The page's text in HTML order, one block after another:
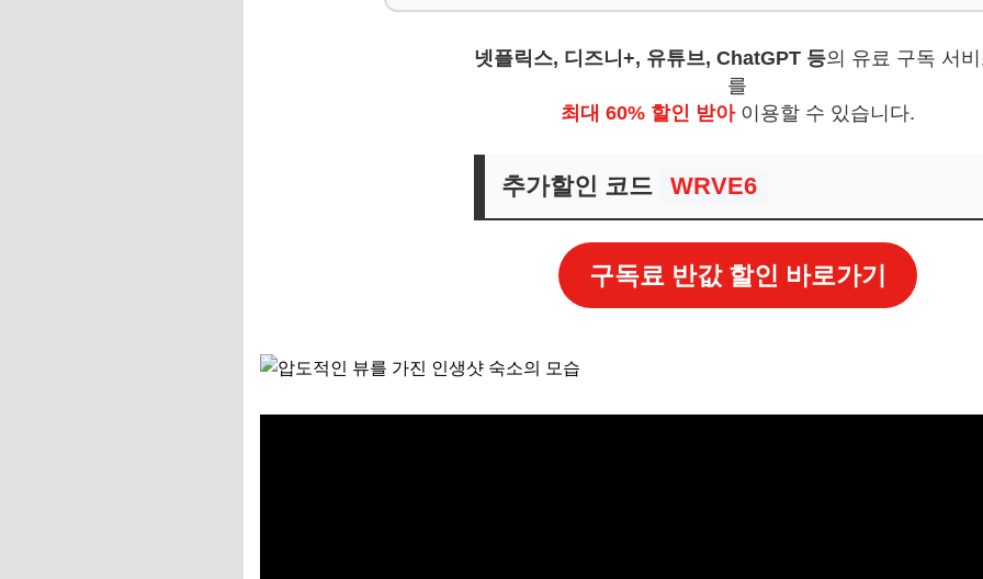
추가할인 코드 WRVE6
이제 여러분의 인생샷을 찍을 시간! 잊지 못할 추억을 만드세요
추가할인 코드 WRVE6
넷플릭스, 디즈니+, 유튜브, ChatGPT 등의 유료 구독 서
를
최대 60% 할인 받아이용할 수 있습니다.
추가할인 코드 WRVE6
구독료 반값 할인 바로가기